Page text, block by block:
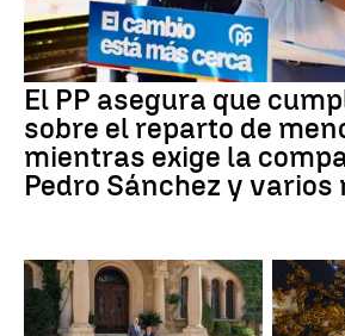
El PP asegura que
sobre el reparto de
mientras exige la
Pedro Sánchez y